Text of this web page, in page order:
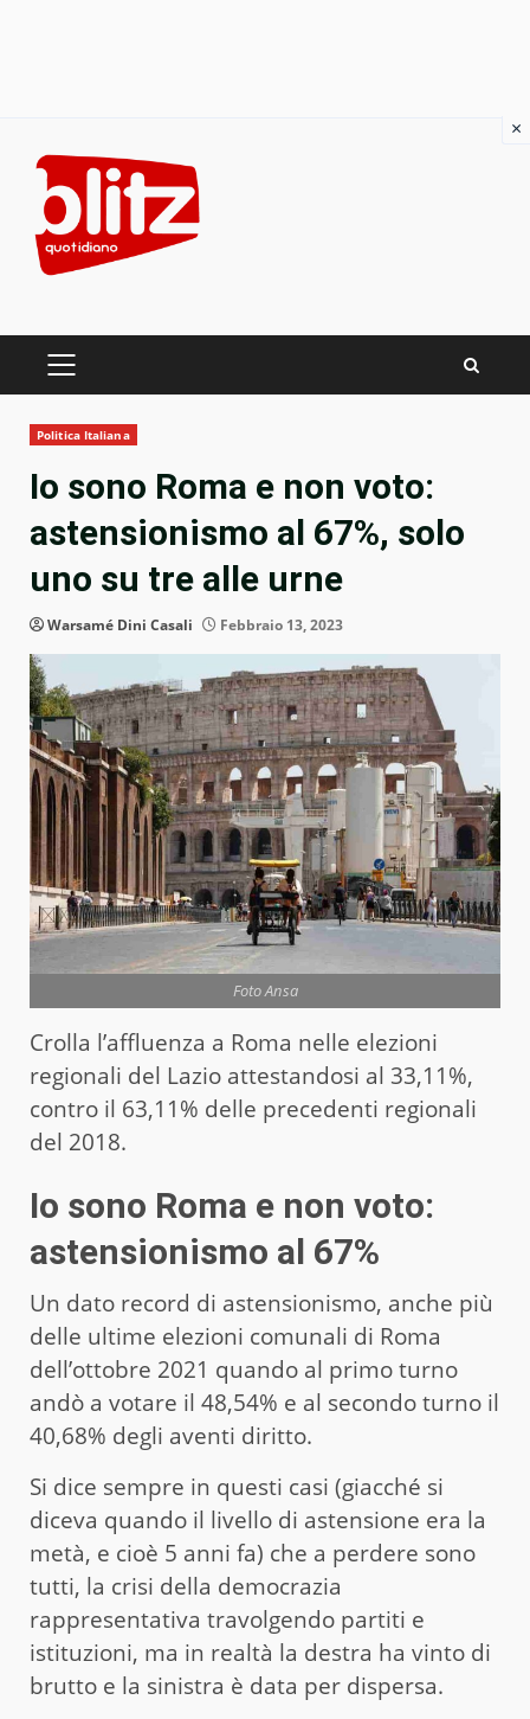
content
PRIMARY
Politica Italiana
Io sono Roma e non voto:
astensionismo al 67%, solo
uno su tre alle urne
Warsamé Dini Casali Febbraio 13, 2023
Foto Ansa
Crolla l’affluenza a Roma nelle elezioni
regionali del Lazio attestandosi al 33,11%,
contro il 63,11% delle precedenti regionali
del 2018.
Io sono Roma e non voto:
astensionismo al 67%
Un dato record di astensionismo, anche più
delle ultime elezioni comunali di Roma
dell’ottobre 2021 quando al primo turno
andò a votare il 48,54% e al secondo turno il
40,68% degli aventi diritto.
Si dice sempre in questi casi (giacché si
diceva quando il livello di astensione era la
metà, e cioè 5 anni fa) che a perdere sono
tutti, la crisi della democrazia
rappresentativa travolgendo partiti e
istituzioni, ma in realtà la destra ha vinto di
brutto e la sinistra è data per dispersa.
×